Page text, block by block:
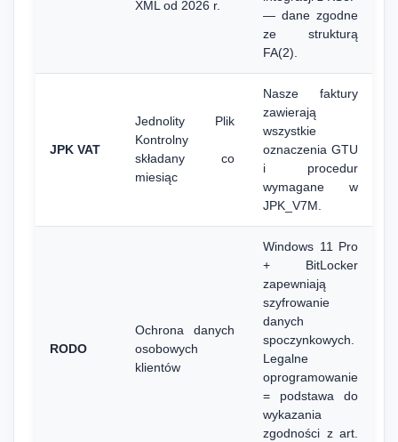
XML od 2026 r.
— dane zgodne
ze strukturą
FA(2).
JPK VAT
Jednolity Plik
Kontrolny
składany co
miesiąc
Nasze faktury
zawierają
wszystkie
oznaczenia GTU
i procedur
wymagane w
JPK_V7M.
RODO
Ochrona danych
osobowych
klientów
Windows 11 Pro
+ BitLocker
zapewniają
szyfrowanie
danych
spoczynkowych.
Legalne
oprogramowanie
= podstawa do
wykazania
zgodności z art.